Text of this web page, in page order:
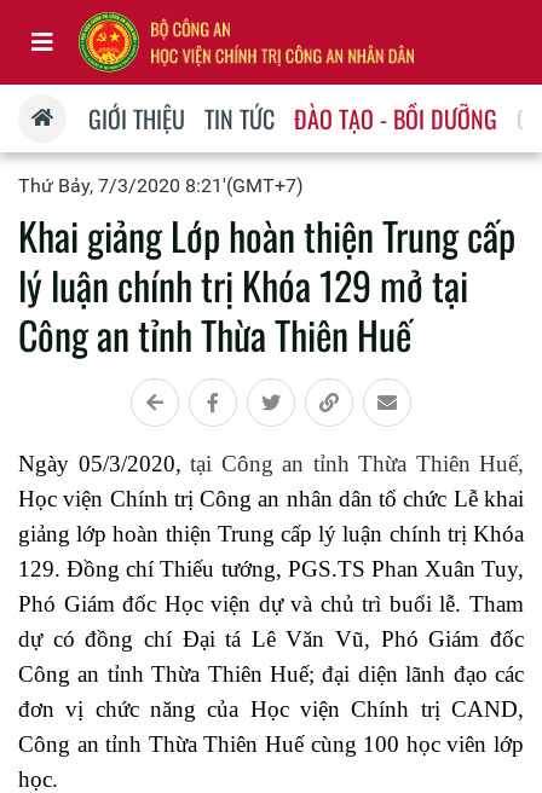
GIỚI THIỆU TIN TỨC ĐÀO TẠO - BỒI DƯỠNG
Thứ Bảy, 7/3/2020 8:21'(GMT+7)
Khai giảng Lớp hoàn thiện Trung cấp
lý luận chính trị Khóa 129 mở tại
Công an tỉnh Thừa Thiên Huế
Ngày 05/3/2020, tại Công an tỉnh Thừa Thiên Huế,
Học viện Chính trị Công an nhân dân tổ chức Lễ khai
giảng lớp hoàn thiện Trung cấp lý luận chính trị Khóa
129. Đồng chí Thiếu tướng, PGS.TS Phan Xuân Tuy,
Phó Giám đốc Học viện dự và chủ trì buổi lễ. Tham
dự có đồng chí Đại tá Lê Văn Vũ, Phó Giám đốc
Công an tỉnh Thừa Thiên Huế; đại diện lãnh đạo các
đơn vị chức năng của Học viện Chính trị CAND,
Công an tỉnh Thừa Thiên Huế cùng 100 học viên lớp
học.